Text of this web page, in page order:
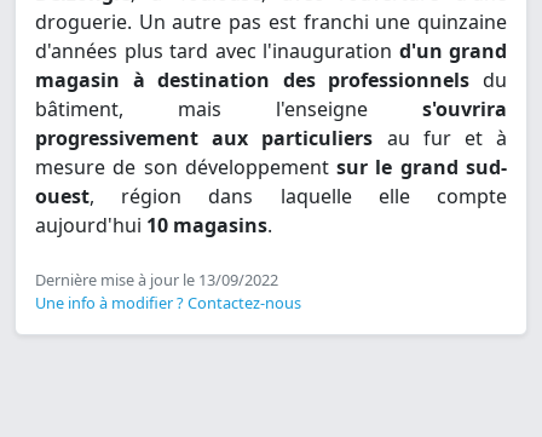
droguerie. Un autre pas est franchi une quinzaine
d'années plus tard avec l'inauguration d'un grand
magasin à destination des professionnels du
bâtiment, mais l'enseigne s'ouvrira
progressivement aux particuliers au fur et à
mesure de son développementsur le grand sud-
ouest, région dans laquelle elle compte
aujourd'hui 10 magasins.
Dernière mise à jour le 13/09/2022
Une info à modifier ? Contactez-nous